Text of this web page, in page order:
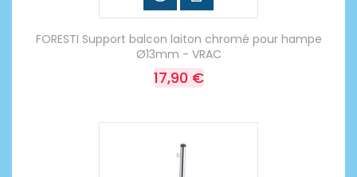
FORESTI Support balcon laiton chromé pour hampe
Ø13mm - VRAC
17,90 €